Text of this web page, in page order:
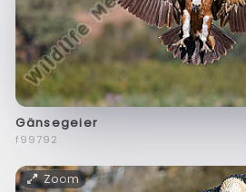
Gänsegeier
f99792
Zoom